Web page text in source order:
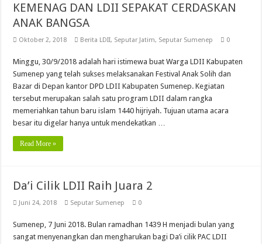
KEMENAG DAN LDII SEPAKAT CERDASKAN
ANAK BANGSA
Oktober 2, 2018 Berita LDII, Seputar Jatim, Seputar Sumenep 0
Minggu, 30/9/2018 adalah hari istimewa buat Warga LDII Kabupaten
Sumenep yang telah sukses melaksanakan Festival Anak Solih dan
Bazar di Depan kantor DPD LDII Kabupaten Sumenep. Kegiatan
tersebut merupakan salah satu program LDII dalam rangka
memeriahkan tahun baru islam 1440 hijriyah. Tujuan utama acara
besar itu digelar hanya untuk mendekatkan …
Read More »
Da’i Cilik LDII Raih Juara 2
Juni 24, 2018 Seputar Sumenep 0
Sumenep, 7 Juni 2018. Bulan ramadhan 1439 H menjadi bulan yang
sangat menyenangkan dan mengharukan bagi Da’i cilik PAC LDII